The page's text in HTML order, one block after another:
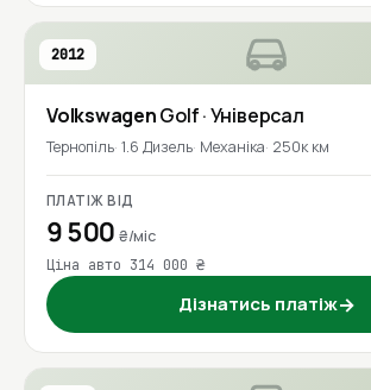
2012
VolkswagenGolf· Універсал
Тернопіль 1.6 Дизель Механіка 250к км
ПЛАТІЖ ВІД
9 500₴/міс
Ціна авто 314 000 ₴
Дізнатись платіж→